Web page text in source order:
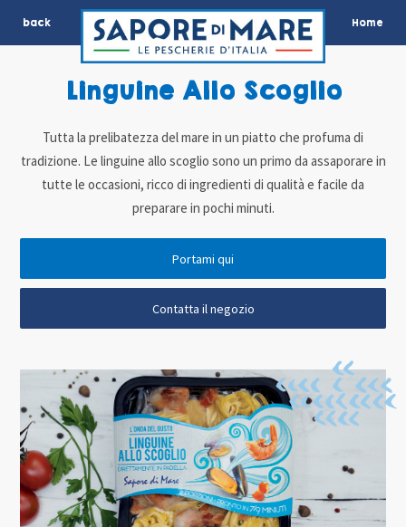
back Home
Linguine Allo Scoglio
Tutta la prelibatezza del mare in un piatto che profuma di
tradizione. Le linguine allo scoglio sono un primo da assaporare in
tutte le occasioni, ricco di ingredienti di qualità e facile da
preparare in pochi minuti.
Portami qui
Contatta il negozio